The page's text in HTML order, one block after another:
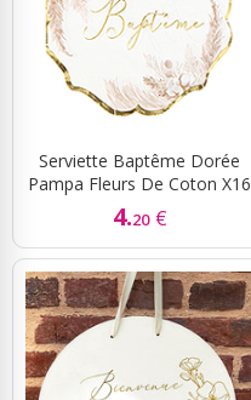
Serviette Baptême Dorée
Pampa Fleurs De Coton X16
4.20 €